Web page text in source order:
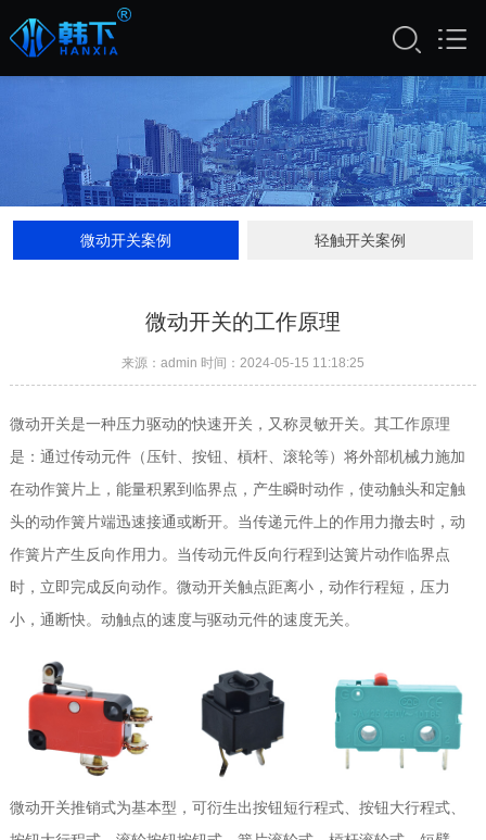
微动开关案例 轻触开关案例
微动开关的工作原理
来源：admin 时间：2024-05-15 11:18:25
微动开关是一种压力驱动的快速开关，又称灵敏开关。其工作原理
是：通过传动元件（压针、按钮、槓杆、滚轮等）将外部机械力施加
在动作簧片上，能量积累到临界点，产生瞬时动作，使动触头和定触
头的动作簧片端迅速接通或断开。当传递元件上的作用力撤去时，动
作簧片产生反向作用力。当传动元件反向行程到达簧片动作临界点
时，立即完成反向动作。微动开关触点距离小，动作行程短，压力
小，通断快。动触点的速度与驱动元件的速度无关。
微动开关推销式为基本型，可衍生出按钮短行程式、按钮大行程式、